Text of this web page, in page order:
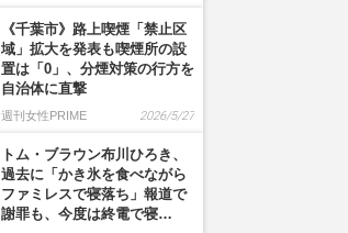
《千葉市》路上喫煙「禁止区
域」拡大を発表も喫煙所の設
置は「0」、分煙対策の行方を
自治体に直撃
週刊女性PRIME 2026/5/27
トム・ブラウン布川ひろき、
過去に「かき氷を食べながら
ファミレスで寝落ち」報道で
謝罪も、今度は終電で寝…